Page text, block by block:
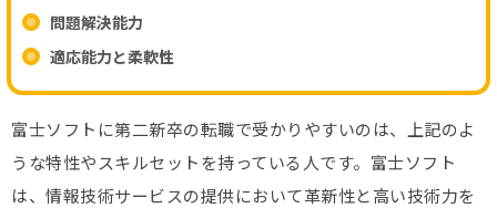
問題解決能力
適応能力と柔軟性
富士ソフトに第二新卒の転職で受かりやすいのは、上記のよ
うな特性やスキルセットを持っている人です。富士ソフト
は、情報技術サービスの提供において革新性と高い技術力を